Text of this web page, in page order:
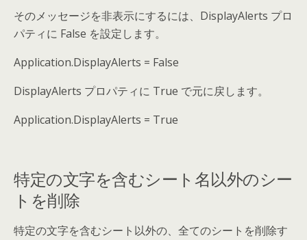
そのメッセージを非表示にするには、DisplayAlerts プロ
パティに False を設定します。
Application.DisplayAlerts = False
DisplayAlerts プロパティに True で元に戻します。
Application.DisplayAlerts = True
特定の文字を含むシート名以外のシー
トを削除
特定の文字を含むシート以外の、全てのシートを削除す